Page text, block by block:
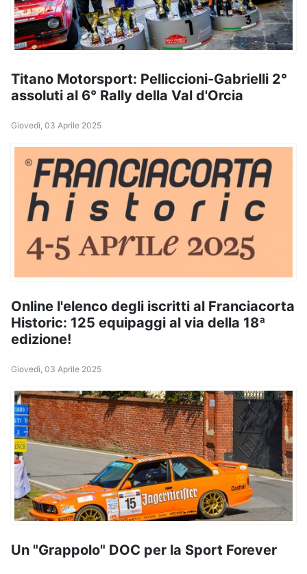
Titano Motorsport: Pelliccioni-Gabrielli 2°
assoluti al 6° Rally della Val d'Orcia
Giovedì, 03 Aprile 2025
Online l'elenco degli iscritti al Franciacorta
Historic: 125 equipaggi al via della 18ª
edizione!
Giovedì, 03 Aprile 2025
Un "Grappolo" DOC per la Sport Forever